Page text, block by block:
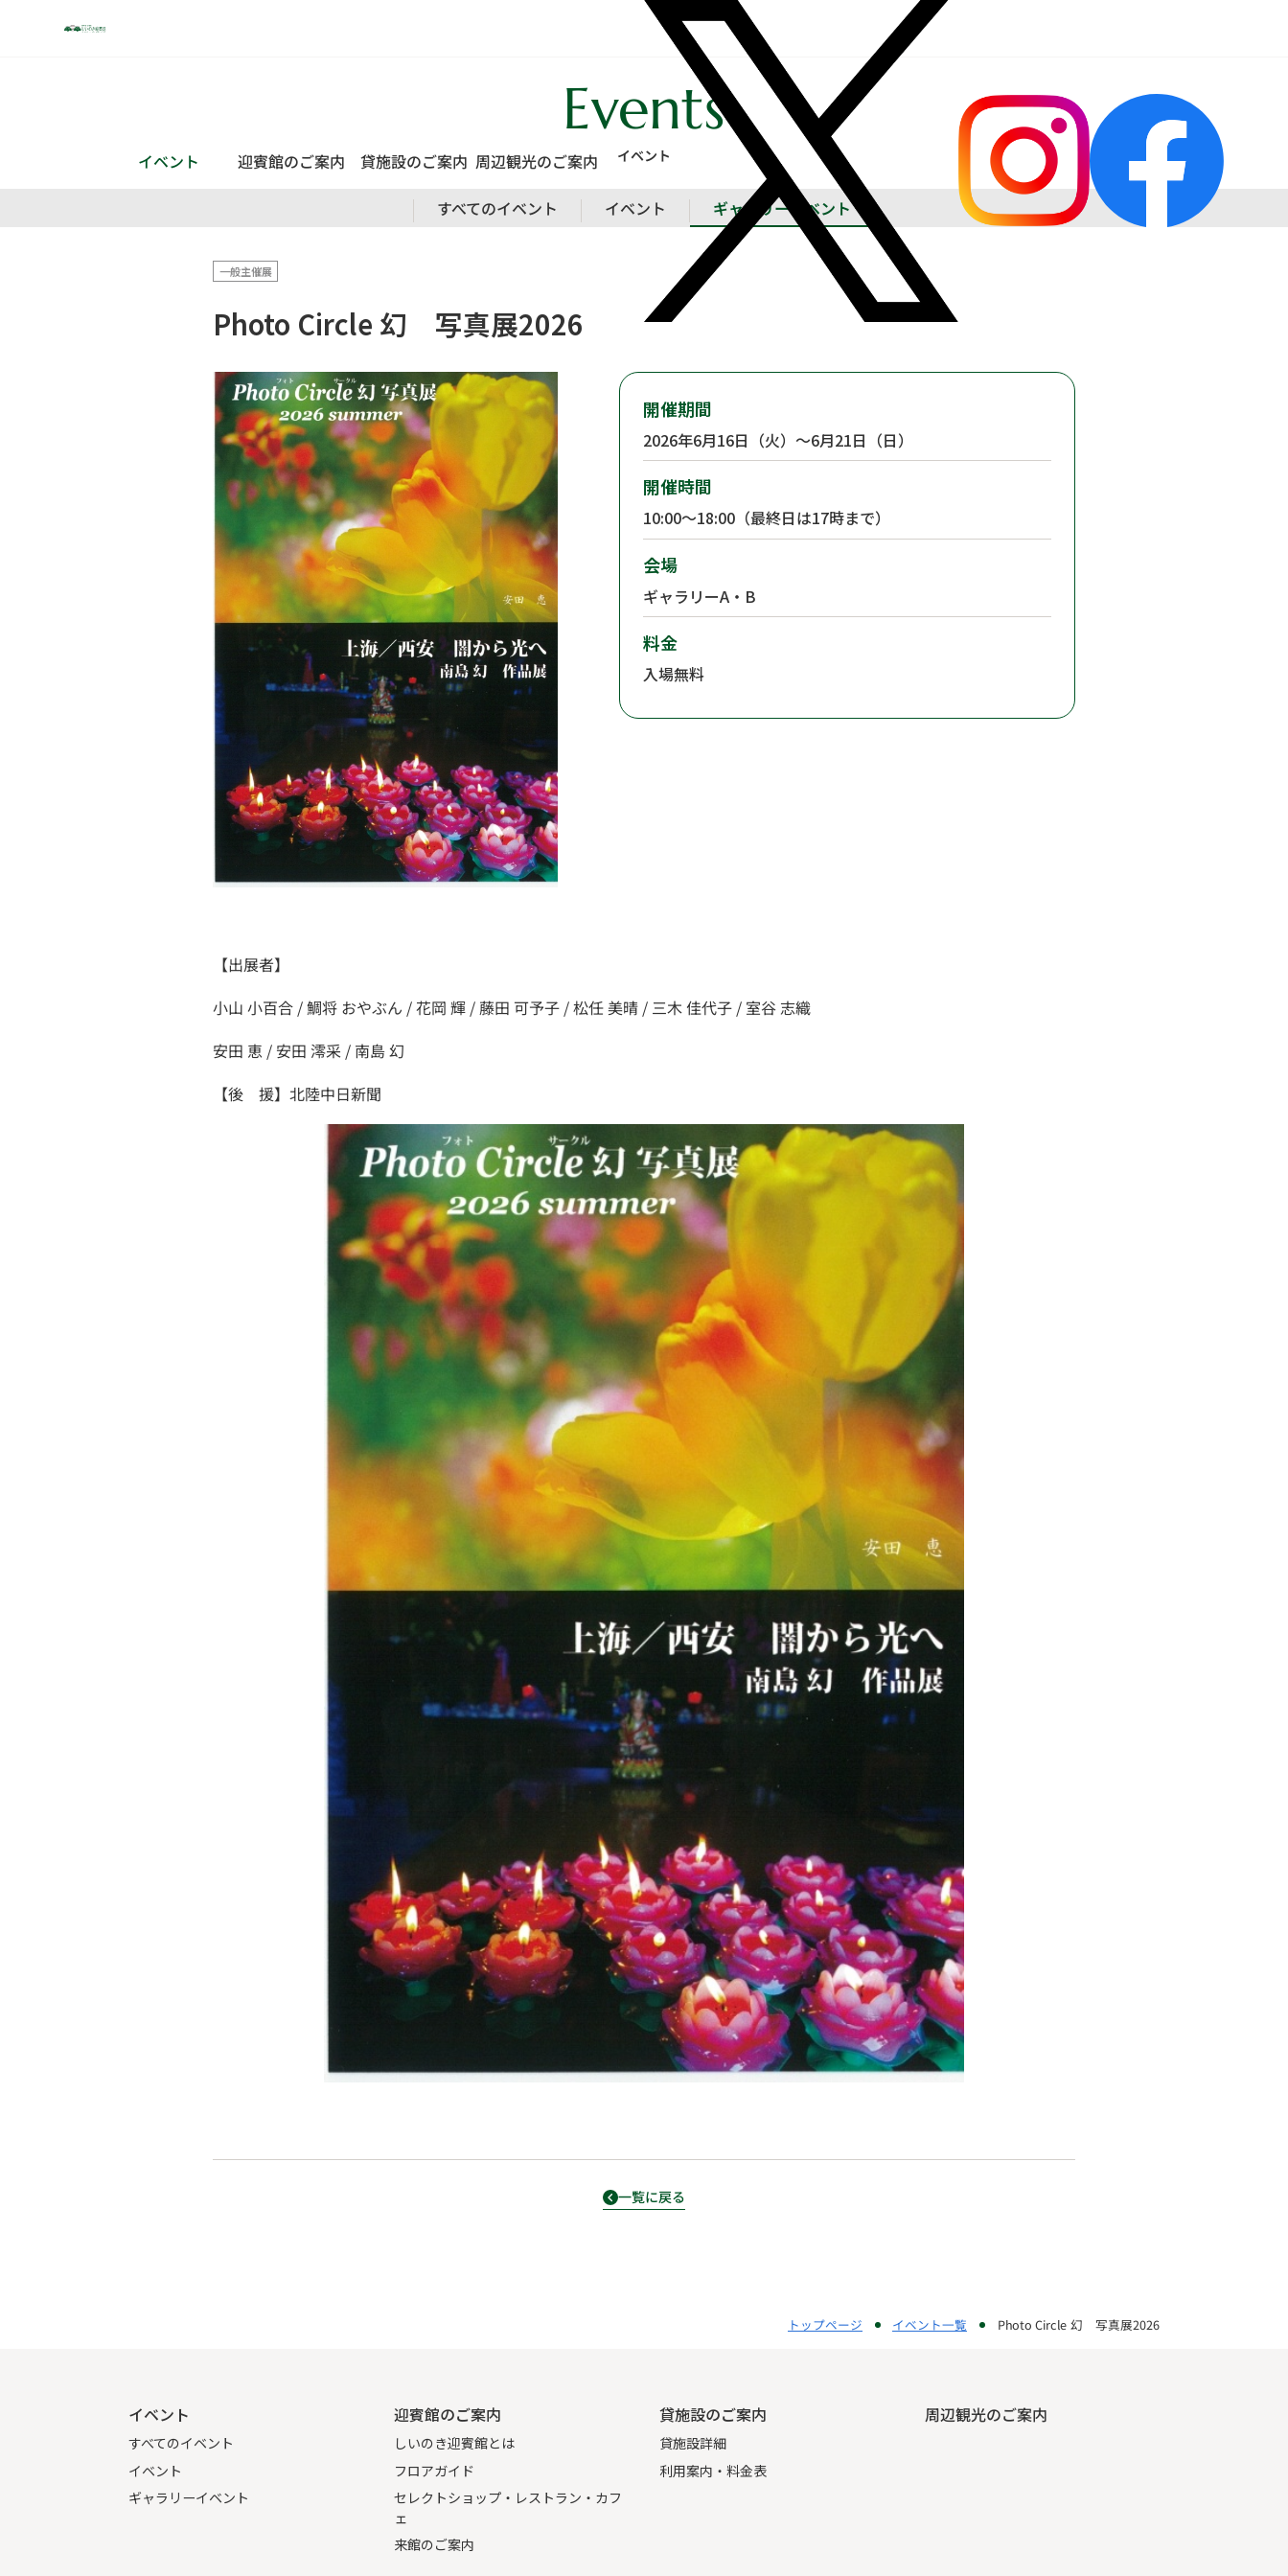
本文へスキップします
イベント 迎賓館のご案内 貸施設のご案内 周辺観光のご案内
Events
イベント
すべてのイベント イベント ギャラリーイベント
一般主催展
Photo Circle 幻 写真展2026
開催期間
2026年6月16日（火）～6月21日（日）
開催時間
10:00～18:00（最終日は17時まで）
会場
ギャラリーA・B
料金
入場無料
【出展者】
小山 小百合 / 鯛将 おやぶん / 花岡 輝 / 藤田 可予子 / 松任 美晴 / 三木 佳代子 / 室谷 志織
安田 恵 / 安田 澪采 / 南島 幻
【後 援】北陸中日新聞
一覧に戻る
トップページ イベント一覧 Photo Circle 幻 写真展2026
イベント
すべてのイベント
イベント
ギャラリーイベント
迎賓館のご案内
しいのき迎賓館とは
フロアガイド
セレクトショップ・レストラン・カフ
ェ
来館のご案内
貸施設のご案内
貸施設詳細
利用案内・料金表
周辺観光のご案内